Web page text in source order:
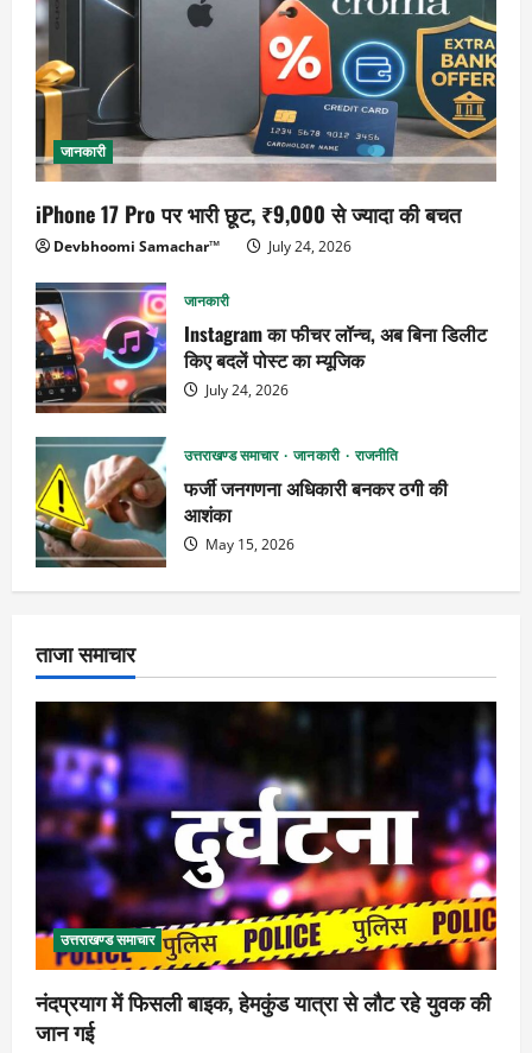
जानकारी
iPhone 17 Pro पर भारी छूट, ₹9,000 से ज्यादा की बचत
Devbhoomi Samachar™ July 24, 2026
जानकारी
Instagram का फीचर लॉन्च, अब बिना डिलीट
किए बदलें पोस्ट का म्यूजिक
July 24, 2026
उत्तराखण्ड समाचार जानकारी राजनीति
फर्जी जनगणना अधिकारी बनकर ठगी की
आशंका
May 15, 2026
ताजा समाचार
उत्तराखण्ड समाचार
नंदप्रयाग में फिसली बाइक, हेमकुंड यात्रा से लौट रहे युवक की
जान गई